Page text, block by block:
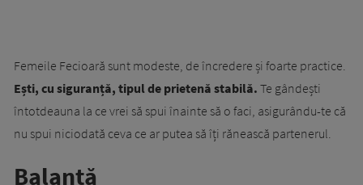
Femeile Fecioară sunt modeste, de încredere și foarte practice.
Ești, cu siguranță, tipul de prietenă stabilă. Te gândești
întotdeauna la ce vrei să spui înainte să o faci, asigurându-te că
nu spui niciodată ceva ce ar putea să îți rănească partenerul.
Balanță